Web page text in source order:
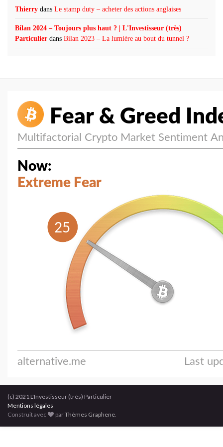
Thierry dans Le stamp duty – acheter des actions anglaises
Bilan 2024 – Toujours plus haut ? | L'Investisseur (très)
Particulier dans Bilan 2023 – La lumière au bout du tunnel ?
(c) 2021 L'Investisseur (très) Particulier
Mentions légales
Construit avec
parThèmes Graphene